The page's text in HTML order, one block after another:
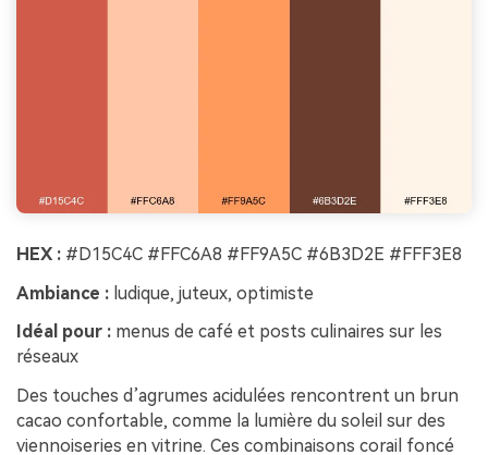
HEX : #D15C4C #FFC6A8 #FF9A5C #6B3D2E #FFF3E8
Ambiance : ludique, juteux, optimiste
Idéal pour : menus de café et posts culinaires sur les
réseaux
Des touches d’agrumes acidulées rencontrent un brun
cacao confortable, comme la lumière du soleil sur des
viennoiseries en vitrine. Ces combinaisons corail foncé